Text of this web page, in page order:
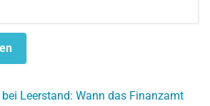
Leerstand: Wann das Finanzamt